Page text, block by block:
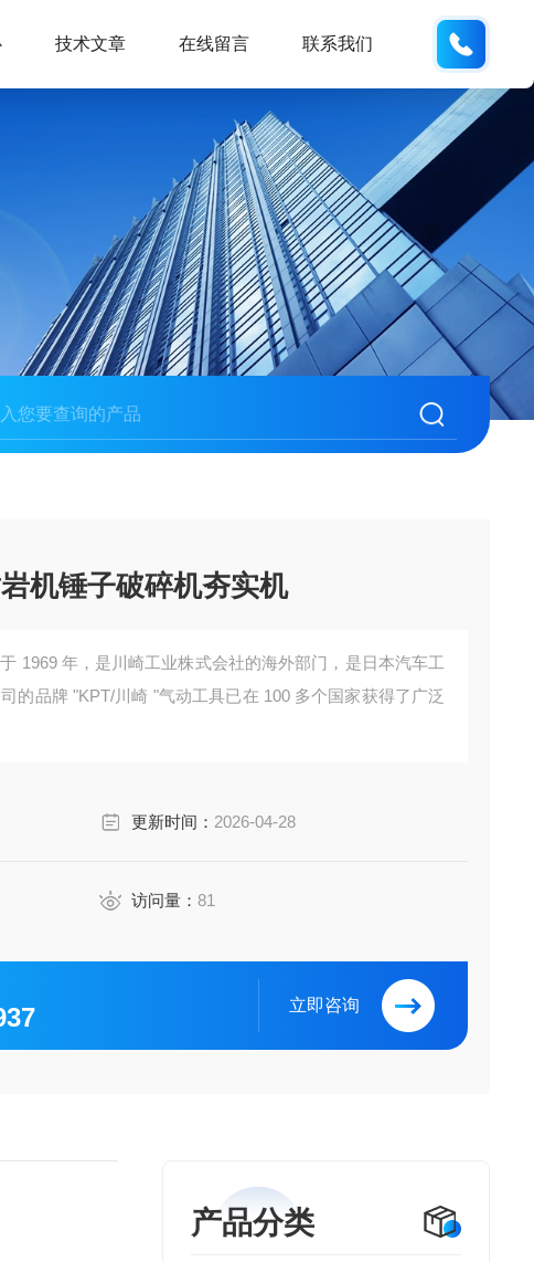
技术文章 在线留言 联系我们
机锤子破碎机夯实机
1969 年，是川崎工业株式会社的海外部门，是日本汽车工
的品牌 "KPT/川崎 "气动工具已在 100 多个国家获得了广泛
更新时间： 2026-04-28
访问量： 81
立即咨询
产品分类